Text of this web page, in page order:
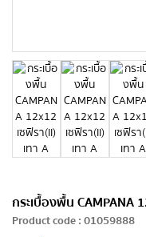
กระเบื้องพื้น CAMPANA
Product code:01059888